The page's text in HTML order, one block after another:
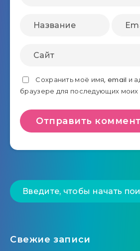
Сохранить моё имя, email и
браузере для последующих
Свежие записи